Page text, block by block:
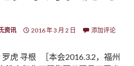
资讯 2016 年 3 月 2 日 添加评论
虎 寻根 ［本会2016.3.2，福州